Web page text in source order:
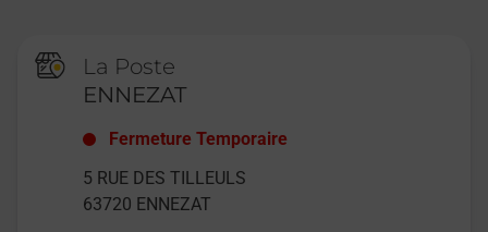
La Poste
ENNEZAT
Fermeture Temporaire
5 RUE DES TILLEULS
63720 ENNEZAT